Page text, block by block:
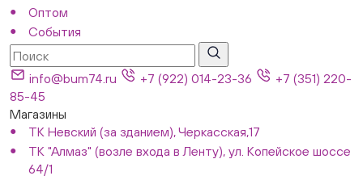
Оптом
События
info@bum74.ru +7 (922) 014-23-36
+7 (351) 220-
85-45
Магазины
ТК Невский (за зданием), Черкасская,17
ТК "Алмаз" (возле входа в Ленту), ул. Копейское шоссе
64/1